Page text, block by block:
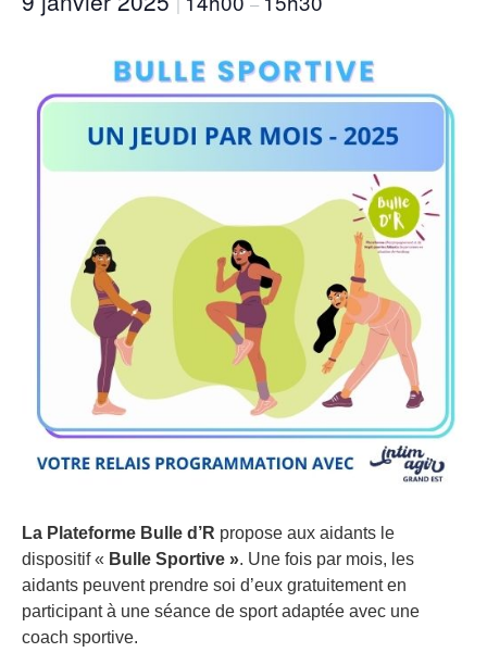
La Plateforme Bulle d’R propose aux aidants le
dispositif « Bulle Sportive ». Une fois par mois, les
aidants peuvent prendre soi d’eux gratuitement en
participant à une séance de sport adaptée avec une
coach sportive.